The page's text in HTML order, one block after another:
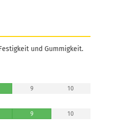
und Gummigkeit.
9 10
9 10